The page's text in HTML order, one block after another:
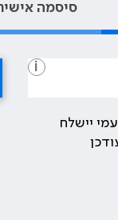
סיסמה
i
יישלח